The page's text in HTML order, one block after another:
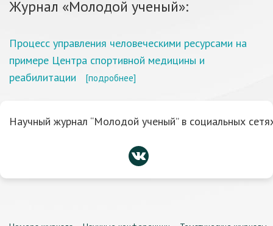
Журнал «Молодой ученый»:
Процесс управления человеческими ресурсами на
примере Центра спортивной медицины и
реабилитации
[подробнее]
Научный журнал “Молодой ученый” в социальных